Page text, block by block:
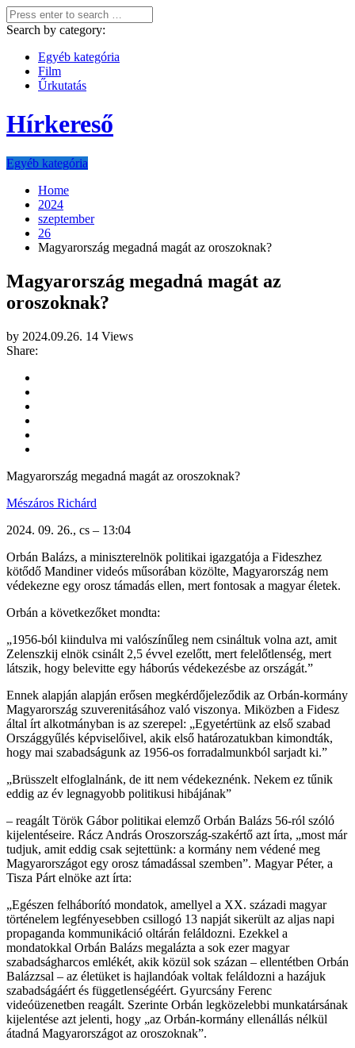
Search by category:
Egyéb kategória
Film
Űrkutatás
Hírkereső
Egyéb kategória
Home
2024
szeptember
26
Magyarország megadná magát az oroszoknak?
Magyarország megadná magát az
oroszoknak?
by 2024.09.26. 14 Views
Share:
Magyarország megadná magát az oroszoknak?
Mészáros Richárd
2024. 09. 26., cs – 13:04
Orbán Balázs, a miniszterelnök politikai igazgatója a Fideszhez
kötődő Mandiner videós műsorában közölte, Magyarország nem
védekezne egy orosz támadás ellen, mert fontosak a magyar életek.
Orbán a következőket mondta:
„1956-ból kiindulva mi valószínűleg nem csináltuk volna azt, amit
Zelenszkij elnök csinált 2,5 évvel ezelőtt, mert felelőtlenség, mert
látszik, hogy belevitte egy háborús védekezésbe az országát.”
Ennek alapján alapján erősen megkérdőjeleződik az Orbán-kormány
Magyarország szuverenitásához való viszonya. Miközben a Fidesz
által írt alkotmányban is az szerepel: „Egyetértünk az első szabad
Országgyűlés képviselőivel, akik első határozatukban kimondták,
hogy mai szabadságunk az 1956-os forradalmunkból sarjadt ki.”
„Brüsszelt elfoglalnánk, de itt nem védekeznénk. Nekem ez tűnik
eddig az év legnagyobb politikusi hibájának”
– reagált Török Gábor politikai elemző Orbán Balázs 56-ról szóló
kijelentéseire. Rácz András Oroszország-szakértő azt írta, „most már
tudjuk, amit eddig csak sejtettünk: a kormány nem védené meg
Magyarországot egy orosz támadással szemben”. Magyar Péter, a
Tisza Párt elnöke azt írta:
„Egészen felháborító mondatok, amellyel a XX. századi magyar
történelem legfényesebben csillogó 13 napját sikerült az aljas napi
propaganda kommunikáció oltárán feláldozni. Ezekkel a
mondatokkal Orbán Balázs megalázta a sok ezer magyar
szabadságharcos emlékét, akik közül sok százan – ellentétben Orbán
Balázzsal – az életüket is hajlandóak voltak feláldozni a hazájuk
szabadságáért és függetlenségéért. Gyurcsány Ferenc
videóüzenetben reagált. Szerinte Orbán legközelebbi munkatársának
kijelentése azt jelenti, hogy „az Orbán-kormány ellenállás nélkül
átadná Magyarországot az oroszoknak”.